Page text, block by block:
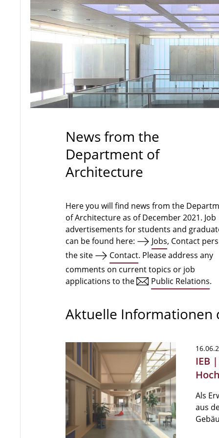
News from the
Department of
Architecture
Here you will find news from the
of Architecture as of December 2021. Job
advertisements for students and
can be found here:
Jobs, Contact
the site
Contact. Please address any
comments on current topics or job
applications to the
Public Relations.
Aktuelle Informationen
IEB
Als
aus